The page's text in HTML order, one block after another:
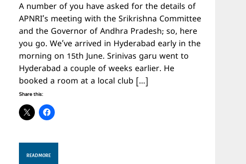
A number of you have asked for the details of
APNRI’s meeting with the Srikrishna Committee
and the Governor of Andhra Pradesh; so, here
you go. We’ve arrived in Hyderabad early in the
morning on 15th June. Srinivas garu went to
Hyderabad a couple of weeks earlier. He
booked a room at a local club […]
Share this:
READ MORE